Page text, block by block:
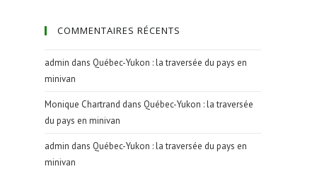
COMMENTAIRES RÉCENTS
admin dans Québec-Yukon : la traversée du pays en
minivan
Monique Chartrand dans Québec-Yukon : la traversée
du pays en minivan
admin dans Québec-Yukon : la traversée du pays en
minivan